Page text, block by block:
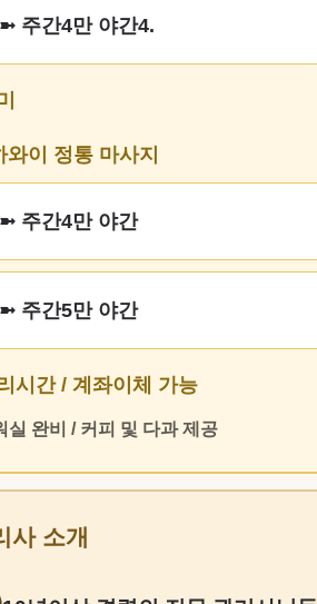
주간4만 야간4.
와이 정통 마사지
주간4만 야간
주간5만 야간
시간 / 계좌이체 가능
실 완비 / 커피 및 다과 제공
사 소개